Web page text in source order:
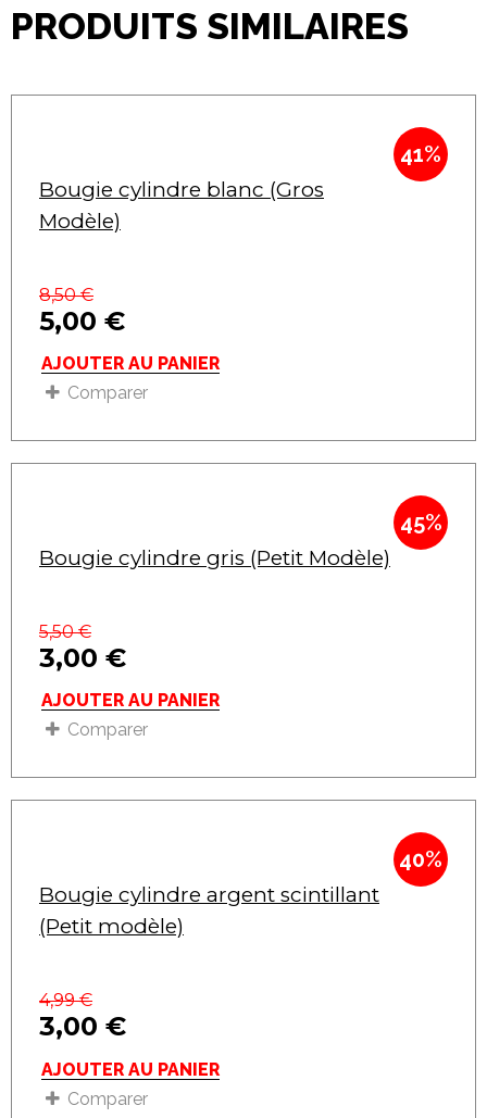
PRODUITS SIMILAIRES
41%
Bougie cylindre blanc (Gros
Modèle)
8,50€
5,00 €
AJOUTER AU PANIER
Comparer
45%
Bougie cylindre gris (Petit Modèle)
5,50€
3,00 €
AJOUTER AU PANIER
Comparer
40%
Bougie cylindre argent scintillant
(Petit modèle)
4,99€
3,00 €
AJOUTER AU PANIER
Comparer